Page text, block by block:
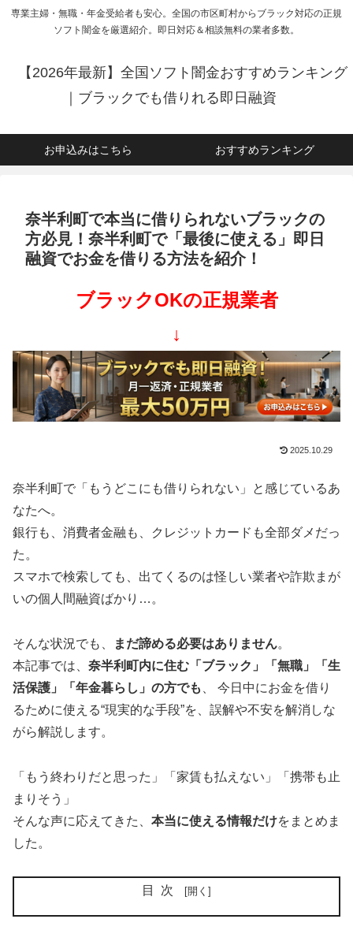
専業主婦・無職・年金受給者も安心。全国の市区町村からブラック対応の正規
ソフト闇金を厳選紹介。即日対応＆相談無料の業者多数。
【2026年最新】全国ソフト闇金おすすめランキング
｜ブラックでも借りれる即日融資
お申込みはこちら おすすめランキング
奈半利町で本当に借りられないブラックの
方必見！奈半利町で「最後に使える」即日
融資でお金を借りる方法を紹介！
ブラックOKの正規業者
↓
2025.10.29
奈半利町で「もうどこにも借りられない」と感じているあ
なたへ。
銀行も、消費者金融も、クレジットカードも全部ダメだっ
た。
スマホで検索しても、出てくるのは怪しい業者や詐欺まが
いの個人間融資ばかり…。
そんな状況でも、 まだ諦める必要はありません。
本記事では、 奈半利町内に住む「ブラック」「無職」「生
活保護」「年金暮らし」の方でも
、 今日中にお金を借り
るために使える“現実的な手段”を、誤解や不安を解消しな
がら解説します。
「もう終わりだと思った」「家賃も払えない」「携帯も止
まりそう」
そんな声に応えてきた、 本当に使える情報だけをまとめま
した。
目次